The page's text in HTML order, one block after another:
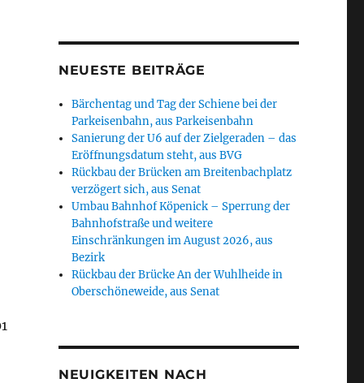
NEUESTE BEITRÄGE
Bärchentag und Tag der Schiene bei der
Parkeisenbahn, aus Parkeisenbahn
Sanierung der U6 auf der Zielgeraden – das
Eröffnungsdatum steht, aus BVG
Rückbau der Brücken am Breitenbachplatz
verzögert sich, aus Senat
Umbau Bahnhof Köpenick – Sperrung der
Bahnhofstraße und weitere
Einschränkungen im August 2026, aus
Bezirk
Rückbau der Brücke An der Wuhlheide in
Oberschöneweide, aus Senat
NEUIGKEITEN NACH